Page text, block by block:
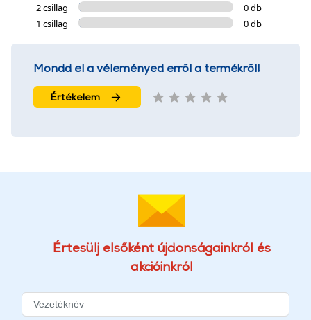
2 csillag
0 db
1 csillag
0 db
Mondd el a véleményed erről a termékről!
Értékelem
Értesülj elsőként újdonságainkról és
akcióinkról